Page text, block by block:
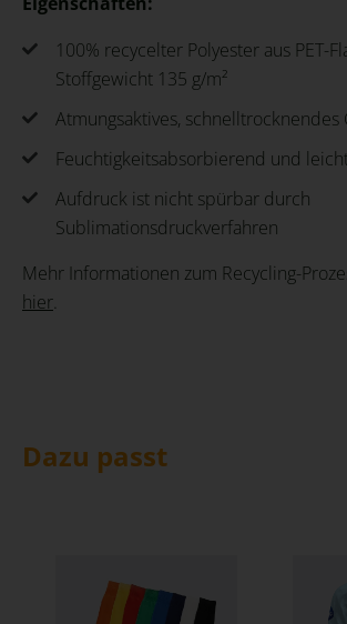
100% recycelter Polyester aus PET-
Stoffgewicht 135 g/m²
Atmungsaktives, schnelltrocknendes
Feuchtigkeitsabsorbierend und
Aufdruck ist nicht spürbar durch
Sublimationsdruckverfahren
Mehr Informationen zum Recycling-
hier.
Dazu passt